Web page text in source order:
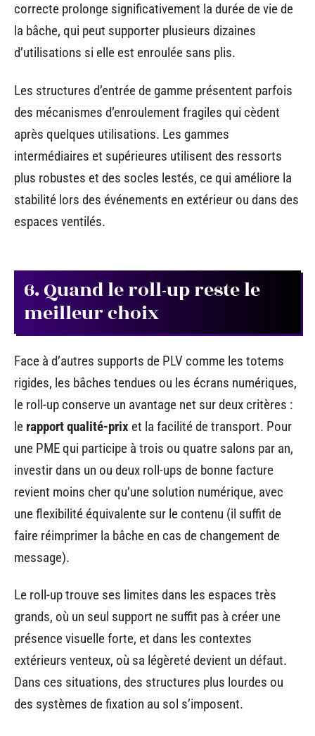
correcte prolonge significativement la durée de vie de
la bâche, qui peut supporter plusieurs dizaines
d’utilisations si elle est enroulée sans plis.
Les structures d’entrée de gamme présentent parfois
des mécanismes d’enroulement fragiles qui cèdent
après quelques utilisations. Les gammes
intermédiaires et supérieures utilisent des ressorts
plus robustes et des socles lestés, ce qui améliore la
stabilité lors des événements en extérieur ou dans des
espaces ventilés.
6. Quand le roll-up reste le
meilleur choix
Face à d’autres supports de PLV comme les totems
rigides, les bâches tendues ou les écrans numériques,
le roll-up conserve un avantage net sur deux critères :
le rapport qualité-prix et la facilité de transport. Pour
une PME qui participe à trois ou quatre salons par an,
investir dans un ou deux roll-ups de bonne facture
revient moins cher qu’une solution numérique, avec
une flexibilité équivalente sur le contenu (il suffit de
faire réimprimer la bâche en cas de changement de
message).
Le roll-up trouve ses limites dans les espaces très
grands, où un seul support ne suffit pas à créer une
présence visuelle forte, et dans les contextes
extérieurs venteux, où sa légèreté devient un défaut.
Dans ces situations, des structures plus lourdes ou
des systèmes de fixation au sol s’imposent.